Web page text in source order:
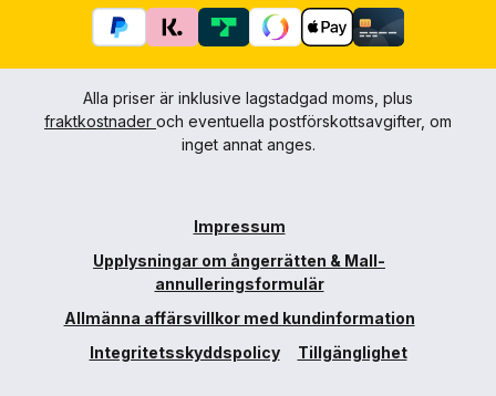
Alla priser är inklusive lagstadgad moms, plus
fraktkostnader och eventuella postförskottsavgifter, om
inget annat anges.
Impressum
Upplysningar om ångerrätten & Mall-
annulleringsformulär
Allmänna affärsvillkor med kundinformation
Integritetsskyddspolicy
Tillgänglighet